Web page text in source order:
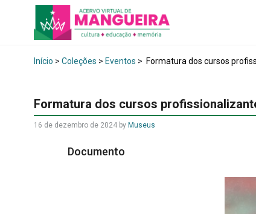
Início > Coleções > Eventos > Formatura dos cursos
Formatura dos cursos
16 de dezembro de 2024 by Museus
Documento